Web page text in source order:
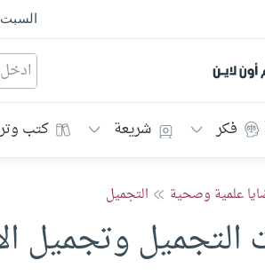
السبت
أون لاين
فكر شريعة كتب
علمية وصحية التجميل
التجميل وتجميل